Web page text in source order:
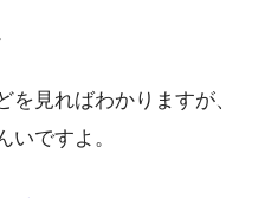
見ればわかりますが、
ですよ。